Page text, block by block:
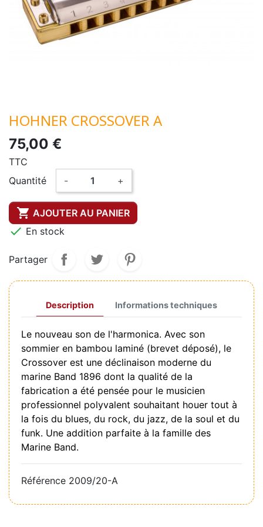
HOHNER CROSSOVER A
75,00 €
TTC
Quantité
- +
 AJOUTER AU PANIER
 En stock
Partager
Description Informations techniques
Le nouveau son de l'harmonica. Avec son
sommier en bambou laminé (brevet déposé), le
Crossover est une déclinaison moderne du
marine Band 1896 dont la qualité de la
fabrication a été pensée pour le musicien
professionnel polyvalent souhaitant houer tout à
la fois du blues, du rock, du jazz, de la soul et du
funk. Une addition parfaite à la famille des
Marine Band.
Référence 2009/20-A